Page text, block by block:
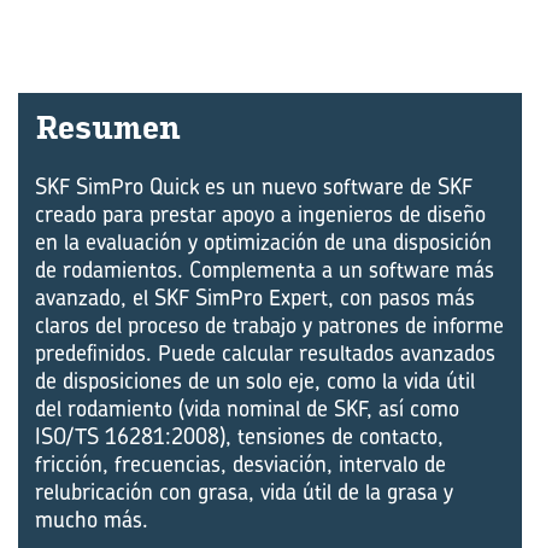
Re­su­men
SKF SimPro Quick es un nuevo software de SKF
creado para prestar apoyo a ingenieros de diseño
en la evaluación y optimización de una disposición
de rodamientos. Complementa a un software más
avanzado, el SKF SimPro Expert, con pasos más
claros del proceso de trabajo y patrones de informe
predefinidos. Puede calcular resultados avanzados
de disposiciones de un solo eje, como la vida útil
del rodamiento (vida nominal de SKF, así como
ISO/TS 16281:2008), tensiones de contacto,
fricción, frecuencias, desviación, intervalo de
relubricación con grasa, vida útil de la grasa y
mucho más.